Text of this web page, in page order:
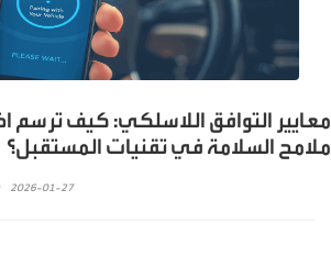
معايير التوافق اللاسلكي: كيف ترسم
ملامح السلامة في تقنيات المستقبل؟
2026-01-27